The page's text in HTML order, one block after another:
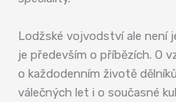
Lodžské vojvodství ale není
je především o příbězích. O
o každodenním životě
válečných let i o současné